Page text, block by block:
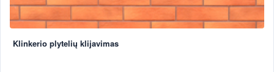
Klinkerio plytelių klijavimas